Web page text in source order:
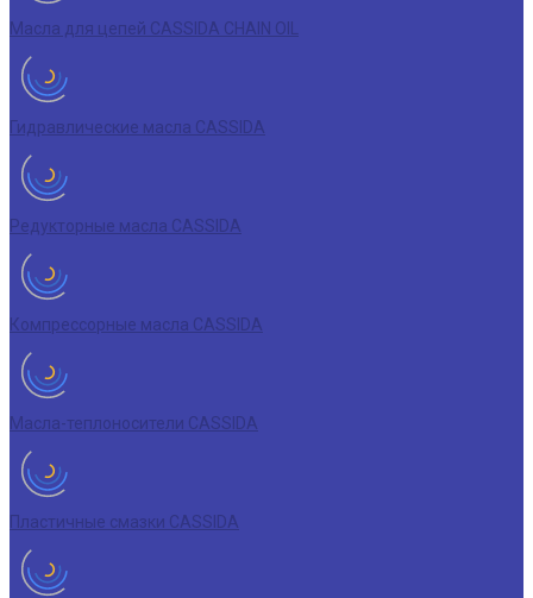
Масла для цепей CASSIDA CHAIN OIL
Гидравлические масла CASSIDA
Редукторные масла CASSIDA
Компрессорные масла CASSIDA
Масла-теплоносители CASSIDA
Пластичные смазки CASSIDA